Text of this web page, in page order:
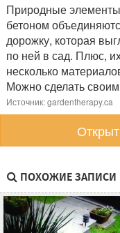
Природные
бетоном
дорожку, которая
по ней в сад. Плюс,
несколько
Можно сделать
Источник: gardentherapy.ca
ПОХОЖИЕ ЗАПИСИ